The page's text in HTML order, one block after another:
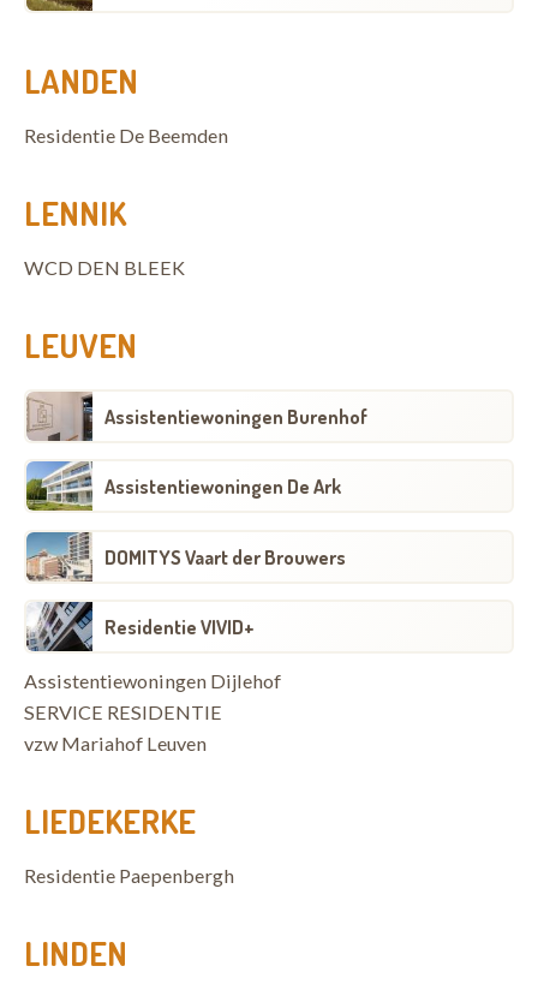
LANDEN
Residentie De Beemden
LENNIK
WCD DEN BLEEK
LEUVEN
Assistentiewoningen Burenhof
Assistentiewoningen De Ark
DOMITYS Vaart der Brouwers
Residentie VIVID+
Assistentiewoningen Dijlehof
SERVICE RESIDENTIE
vzw Mariahof Leuven
LIEDEKERKE
Residentie Paepenbergh
LINDEN